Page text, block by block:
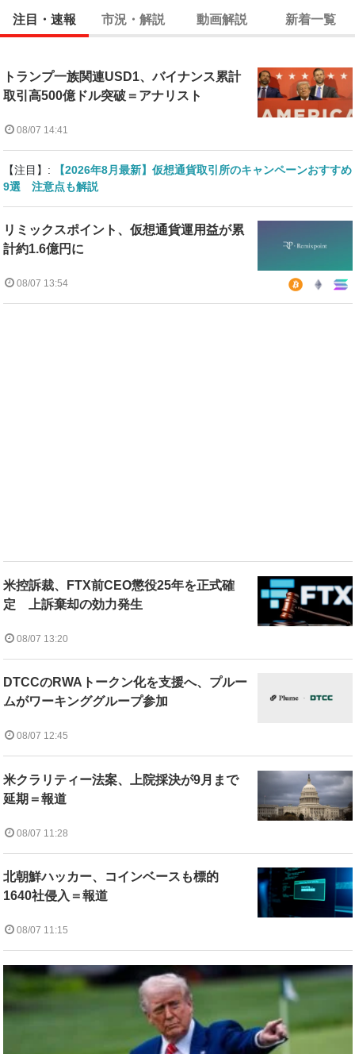
注目・速報 市況・解説 動画解説 新着一覧
トランプ一族関連USD1、バイナンス累計
取引高500億ドル突破＝アナリスト
08/07 14:41
【注目】:
【2026年8月最新】仮想通貨取引所のキャンペーンおすすめ
9選 注意点も解説
リミックスポイント、仮想通貨運用益が累
計約1.6億円に
08/07 13:54
米控訴裁、FTX前CEO懲役25年を正式確
定 上訴棄却の効力発生
08/07 13:20
DTCCのRWAトークン化を支援へ、プルー
ムがワーキンググループ参加
08/07 12:45
米クラリティー法案、上院採決が9月まで
延期＝報道
08/07 11:28
北朝鮮ハッカー、コインベースも標的
1640社侵入＝報道
08/07 11:15